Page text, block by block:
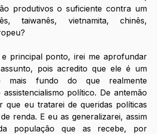
produtivos o suficiente contra um
taiwanês, vietnamita, chinês,
principal ponto, irei me aprofundar
pois acredito que ele é um
mais fundo do que realmente
político. De antemão
que eu tratarei de queridas políticas
renda. E eu as generalizarei, assim
população que as recebe, por